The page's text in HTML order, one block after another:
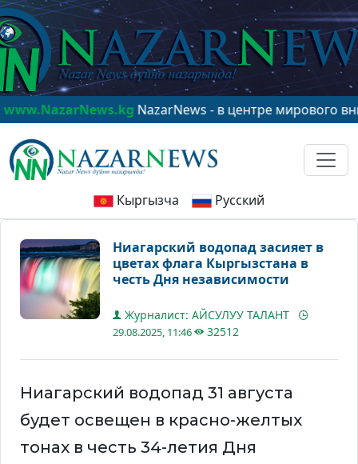
NazarNews - в центре мирового
Кыргызча Русский
Ниагарский водопад засияет в
цветах флага Кыргызстана в
честь Дня независимости
Журналист: АЙСУЛУУ ТАЛАНТ
29.08.2025, 11:46 32512
Ниагарский водопад 31 августа
будет освещен в красно-желтых
тонах в честь 34-летия Дня